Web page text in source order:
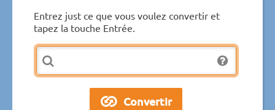
Entrez just ce que vous voulez convertir et
tapez la touche Entrée.